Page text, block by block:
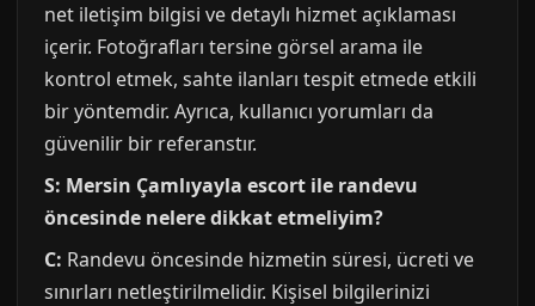
net iletişim bilgisi ve detaylı hizmet açıklaması
içerir. Fotoğrafları tersine görsel arama ile
kontrol etmek, sahte ilanları tespit etmede etkili
bir yöntemdir. Ayrıca, kullanıcı yorumları da
güvenilir bir referanstır.
S: Mersin Çamlıyayla escort ile randevu
öncesinde nelere dikkat etmeliyim?
C: Randevu öncesinde hizmetin süresi, ücreti ve
sınırları netleştirilmelidir. Kişisel bilgilerinizi